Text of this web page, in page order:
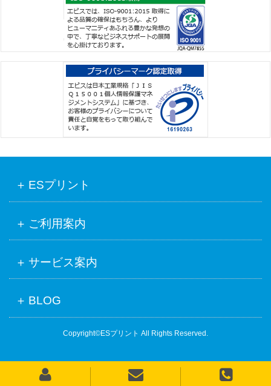
ESプリント
ご利用案内
サービス案内
BLOG
Copyright©ESプリント All Rights Reserved.